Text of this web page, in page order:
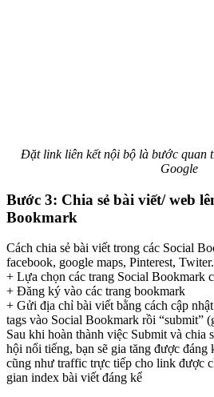
Đặt link liên kết nội bộ là bước quan
Google
Bước 3: Chia sẻ bài viết/ web
Bookmark
Cách chia sẻ bài viết trong các Social
facebook, google maps, Pinterest,
+ Lựa chọn các trang Social Bookmark
+ Đăng ký vào các trang bookmark
+ Gửi địa chỉ bài viết bằng cách cập
tags vào Social Bookmark rồi “submit”
Sau khi hoàn thành việc Submit và chia
hội nổi tiếng, bạn sẽ gia tăng được
cũng như traffic trực tiếp cho link được
gian index bài viết đáng kể